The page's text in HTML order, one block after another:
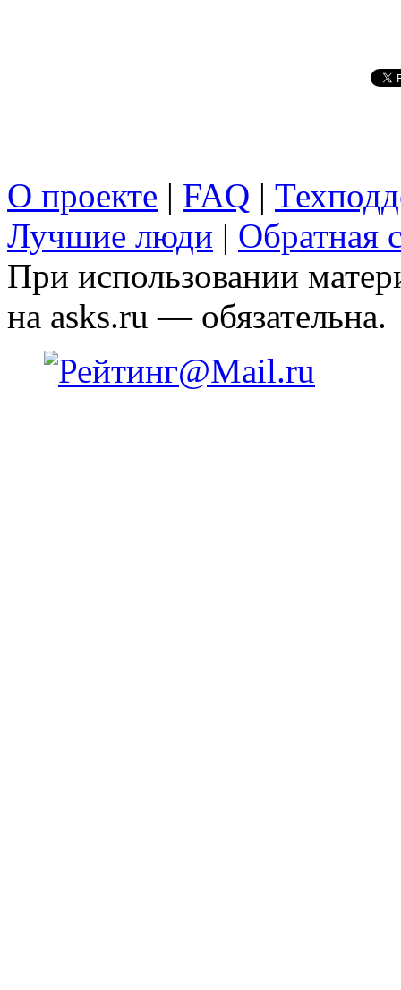
О проекте | FAQ |
Лучшие люди | Обратная
При использовании
на asks.ru — обязательна.